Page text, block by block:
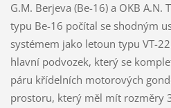
G.M. Berjeva (Be-16) a OKB A.N.
typu Be-16 počítal se shodným
systémem jako letoun typu VT-
hlavní podvozek, který se
páru křídelních motorových
prostoru, který měl mít rozměry